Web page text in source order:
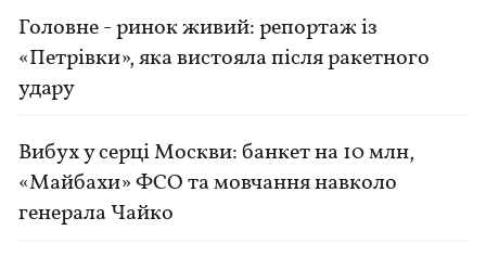
Головне - ринок живий: репортаж із
«Петрівки», яка вистояла після ракетного
удару
Вибух у серці Москви: банкет на 10 млн,
«Майбахи» ФСО та мовчання навколо
генерала Чайко